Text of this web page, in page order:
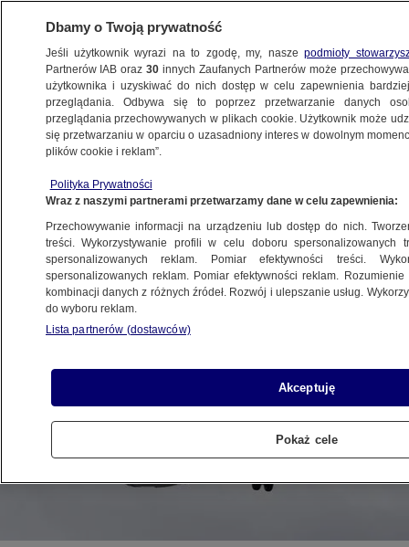
BIZNES
ZE ŚWIATA
el-Szejk
5.11.2015, 16:53
Udostępnij
Dbamy o Twoją prywatność
Jeśli użytkownik wyrazi na to zgodę, my, naszepodmioty
Partnerów IAB oraz30 innych Zaufanych Partnerów może
użytkownika i uzyskiwać do nich dostęp w celu zapewnienia
przeglądania. Odbywa się to poprzez przetwarzanie danych
przeglądania przechowywanych w plikach cookie. Użytkownik może
się przetwarzaniu w oparciu o uzasadniony interes w dowolnym
plików cookie i reklam”.
Polityka Prywatności
Wraz z naszymi partnerami przetwarzamy dane w celu zapewnienia:
Przechowywanie informacji na urządzeniu lub dostęp do nich.
treści. Wykorzystywanie profili w celu doboru spersonalizowanych
spersonalizowanych reklam. Pomiar efektywności treści.
spersonalizowanych reklam. Pomiar efektywności reklam.
kombinacji danych z różnych źródeł. Rozwój i ulepszanie usług.
do wyboru reklam.
Lista partnerów (dostawców)
Akceptuję
Pokaż cele